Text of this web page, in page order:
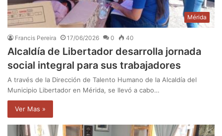
Mérida
Francis Pereira 17/06/2026 0 40
Alcaldía de Libertador desarrolla jornada
social integral para sus trabajadores
A través de la Dirección de Talento Humano de la Alcaldía del
Municipio Libertador en Mérida, se llevó a cabo…
Ver Mas »